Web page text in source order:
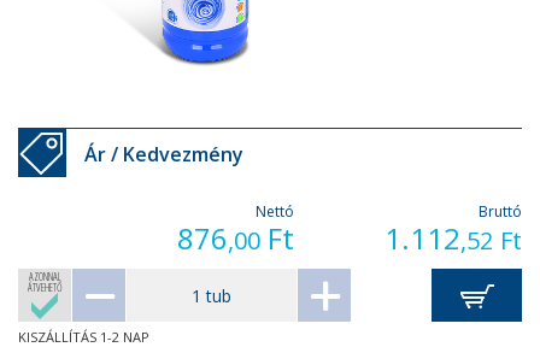
Ár / Kedvezmény
Nettó
876,00 Ft
Bruttó
1.112,52 Ft
AZONNAL
ÁTVEHETŐ
KISZÁLLÍTÁS 1-2 NAP